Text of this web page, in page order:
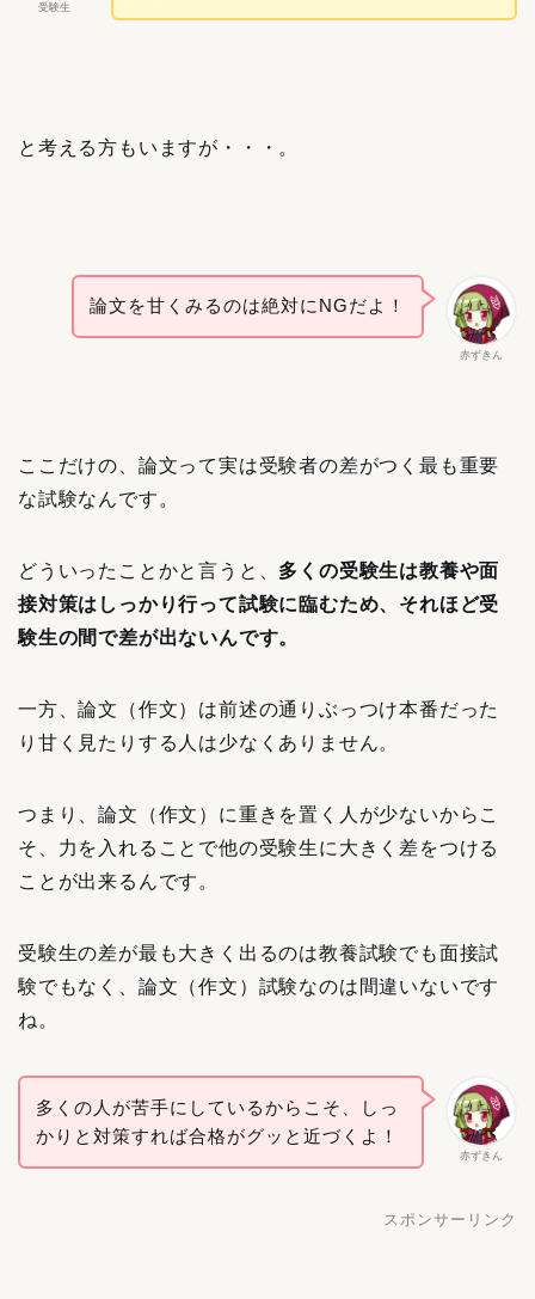
受験生
と考える方もいますが・・・。
赤ずきん
論文を甘くみるのは絶対にNGだよ！
ここだけの、論文って実は受験者の差がつく最も重要
な試験なんです。
どういったことかと言うと、 多くの受験生は教養や面
接対策はしっかり行って試験に臨むため、それほど受
験生の間で差が出ないんです。
一方、論文（作文）は前述の通りぶっつけ本番だった
り甘く見たりする人は少なくありません。
つまり、論文（作文）に重きを置く人が少ないからこ
そ、力を入れることで他の受験生に大きく差をつける
ことが出来るんです。
受験生の差が最も大きく出るのは教養試験でも面接試
験でもなく、論文（作文）試験なのは間違いないです
ね。
赤ずきん
多くの人が苦手にしているからこそ、しっ
かりと対策すれば合格がグッと近づくよ！
スポンサーリンク